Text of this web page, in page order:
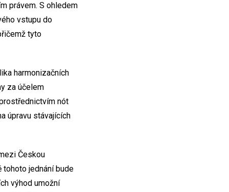
právem. S ohledem
vstupu do
tyto
harmonizačních
za účelem
nót
úpravu stávajících
Českou
tohoto jednání bude
výhod umožní